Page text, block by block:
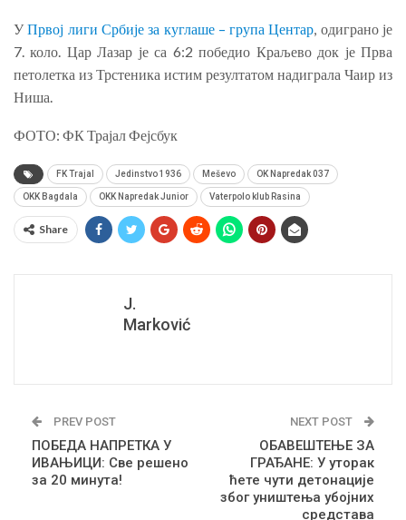
УПрвој лиги Србије за куглаше – група Центар, одиграно је
7. коло. Цар Лазар је са 6:2 победио Краљево док је Прва
петолетка из Трстеника истим резултатом надиграла Чаир из
Ниша.
ФОТО: ФК Трајал Фејсбук
FK Trajal Jedinstvo 1936 Meševo OK Napredak 037
OKK Bagdala OKK Napredak Junior Vaterpolo klub Rasina
Share
J.
Marković
PREV POST
ПОБЕДА НАПРЕТКА У
ИВАЊИЦИ: Све решено
за 20 минута!
NEXT POST
ОБАВЕШТЕЊЕ ЗА
ГРАЂАНЕ: У уторак
ћете чути детонације
због уништења убојних
средстава